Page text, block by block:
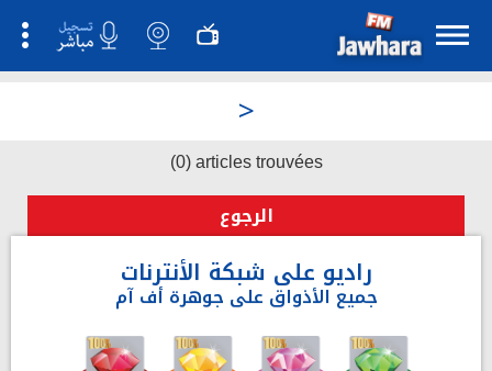
>
(0) articles trouvées
الرجوع
راديو على شبكة الأنترنات
جميع الأذواق على جوهرة أف آم